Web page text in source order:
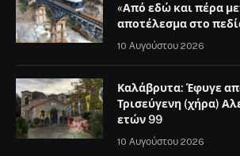
«Από εδώ και πέρα
αποτέλεσμα στο
10 Αυγούστου 2026
Καλάβρυτα: Έφυγε
Τρισεύγενη (χήρα)
ετών 99
10 Αυγούστου 2026